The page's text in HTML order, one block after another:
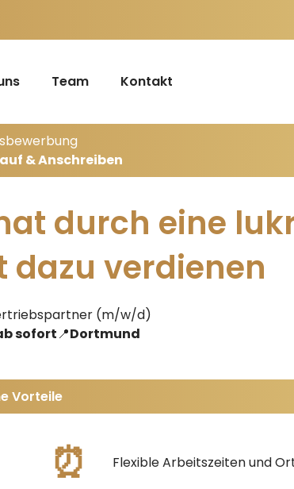
Team Kontakt
& Anschreiben
durch eine
dazu verdienen
(m/w/d)
sofort📍Dortmund
Vorteile
⏰ Flexible Arbeitszeiten und